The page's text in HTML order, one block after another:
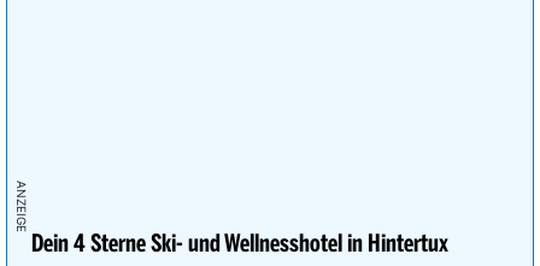
Dein 4 Sterne Ski- und Wellnesshotel in Hintertux